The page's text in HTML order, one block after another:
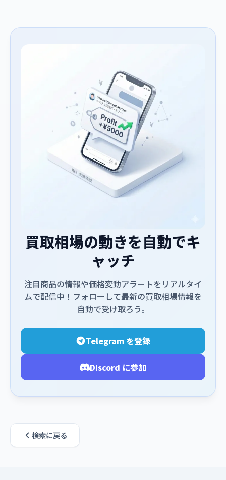
買取相場の動きを自動でキ
ャッチ
注目商品の情報や価格変動アラートをリアルタイ
ムで配信中！フォローして最新の買取相場情報を
自動で受け取ろう。
Telegram を登録
Discord に参加
検索に戻る